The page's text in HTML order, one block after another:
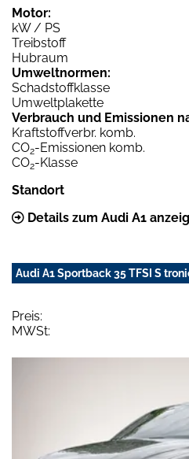
Motor:
kW / PS
Treibstoff
Hubraum
Umweltnormen:
Schadstoffklasse
Umweltplakette
Verbrauch und Emissionen
Kraftstoffverbr. komb.
CO2-Emissionen komb.
CO2-Klasse
Standort
Details zum Audi A1
Audi A1 Sportback 35 TFSI S
Preis:
MWSt: